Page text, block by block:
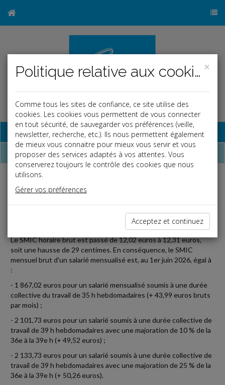
Base documentaire
Dépêches
Social
Date: 2026-06-01
JUIN 2026
Le SMIC horaire brut est passé de 12,02 euros à 12,31 euros,
soit une hausse de 29 centimes. En conséquence, le SMIC
mensuel brut d'un salarié mensualisé est, au 1er juin 2026, égal à
:
- 1 867,02 euros pour un salarié mensualisé soumis à une durée
collective du travail de 35 h hebdomadaires (+ 43,99 euros bruts
par mois) ;
- 2 101,73 euros pour un salarié soumis à une durée collective de
travail de 39 h hebdomadaires avec une majoration de 10 % de la
36e à la 39e h (+ 49,52 euros) ;
- 2 133,73 euros pour un salarié soumis à une durée collective de
travail de 39 h hebdomadaires avec une majoration de 25 % de la
36e à la 39e h (+ 50,26 euros).
×
Politique relative aux cookies
Comme tous les sites de confiance, ce site utilise des
cookies. Les cookies vous permettent de vous connecter
en tout sécurité, de sauvegarder vos préférences (veille,
newsletter, recherche, etc.). Ils nous permettent également
de mieux vous connaitre pour mieux vous servir et vous
proposer des services adaptés à vos attentes. Vous
conserverez toujours le contrôle des cookies que nous
utilisons.
Gérer vos préférences
Acceptez et continuez